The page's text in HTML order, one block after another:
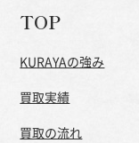
TOP
KURAYAの強み
買取実績
買取の流れ